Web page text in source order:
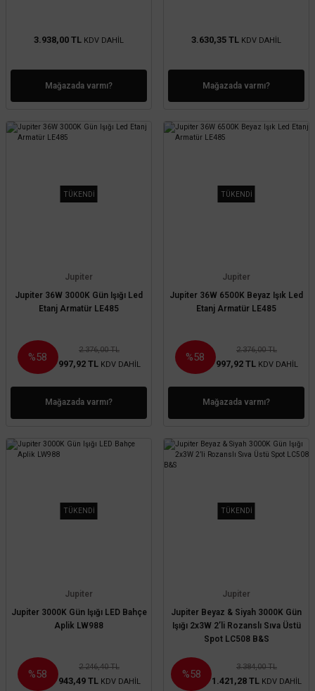
3.938,00 TL KDV DAHİL
Mağazada varmı?
3.630,35 TL KDV DAHİL
Mağazada varmı?
TÜKENDİ
Jupiter
Jupiter 36W 3000K Gün Işığı Led
Etanj Armatür LE485
%58
2.376,00 TL
997,92 TL KDV DAHİL
Mağazada varmı?
TÜKENDİ
Jupiter
Jupiter 36W 6500K Beyaz Işık Led
Etanj Armatür LE485
%58
2.376,00 TL
997,92 TL KDV DAHİL
Mağazada varmı?
TÜKENDİ
Jupiter
Jupiter 3000K Gün Işığı LED Bahçe
Aplik LW988
%58
2.246,40 TL
943,49 TL KDV DAHİL
TÜKENDİ
Jupiter
Jupiter Beyaz & Siyah 3000K Gün
Işığı 2x3W 2’li Rozanslı Sıva Üstü
Spot LC508 B&S
%58
3.384,00 TL
1.421,28 TL KDV DAHİL